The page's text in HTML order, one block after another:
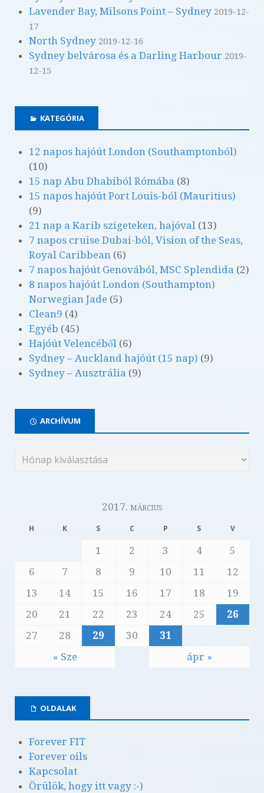
k
Lavender Bay, Milsons Point – Sydney 2019-12-
17
North Sydney 2019-12-16
Sydney belvárosa és a Darling Harbour 2019-
12-15
KATEGÓRIA
12 napos hajóút London (Southamptonból)
(10)
15 nap Abu Dhabiból Rómába (8)
15 napos hajóút Port Louis-ból (Mauritius)
(9)
21 nap a Karib szigeteken, hajóval (13)
7 napos cruise Dubai-ból, Vision of the Seas,
Royal Caribbean (6)
7 napos hajóút Genovából, MSC Splendida (2)
8 napos hajóút London (Southampton)
Norwegian Jade (5)
Clean9 (4)
Egyéb (45)
Hajóút Velencéből (6)
Sydney – Auckland hajóút (15 nap) (9)
Sydney – Ausztrália (9)
ARCHÍVUM
2017. március
H K S C P S V
« Sze ápr »
1 2 3 4
5
6
7 8 9 10 11
12
13
14 15 16 17 18
19
20
21 22 23 24 25
26
27
28 29 30 31
OLDALAK
Forever FIT
Forever oils
Kapcsolat
Örülök, hogy itt vagy :-)